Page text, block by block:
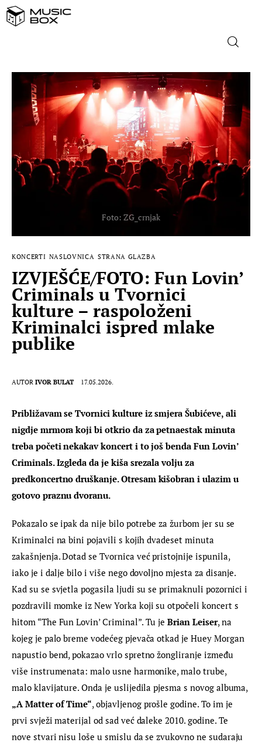
NASLOVNICA
DOMAĆA GLAZBA
STRANA GLAZBA
FILM
KONCERTI NASLOVNICA STRANA GLAZBA
IZVJEŠĆE/FOTO: Fun Lovin’
Criminals u Tvornici
kulture – raspoloženi
Kriminalci ispred mlake
publike
AUTOR IVOR BULAT 17.05.2026.
Približavam se Tvornici kulture iz smjera Šubićeve, ali
nigdje mrmora koji bi otkrio da za petnaestak minuta
treba početi nekakav koncert i to još benda Fun Lovin’
Criminals. Izgleda da je kiša srezala volju za
predkoncertno druškanje. Otresam kišobran i ulazim u
gotovo praznu dvoranu.
Pokazalo se ipak da nije bilo potrebe za žurbom jer su se
Kriminalci na bini pojavili s kojih dvadeset minuta
zakašnjenja. Dotad se Tvornica već pristojnije ispunila,
iako je i dalje bilo i više nego dovoljno mjesta za disanje.
Kad su se svjetla pogasila ljudi su se primaknuli pozornici i
pozdravili momke iz New Yorka koji su otpočeli koncert s
hitom “The Fun Lovin’ Criminal”. Tu je Brian Leiser, na
kojeg je palo breme vodećeg pjevača otkad je Huey Morgan
napustio bend, pokazao vrlo spretno žongliranje između
više instrumenata: malo usne harmonike, malo trube,
malo klavijature. Onda je uslijedila pjesma s novog albuma,
„A Matter of Time“, objavljenog prošle godine. To im je
prvi svježi materijal od sad već daleke 2010. godine. Te
nove stvari nisu loše u smislu da se zvukovno ne sudaraju